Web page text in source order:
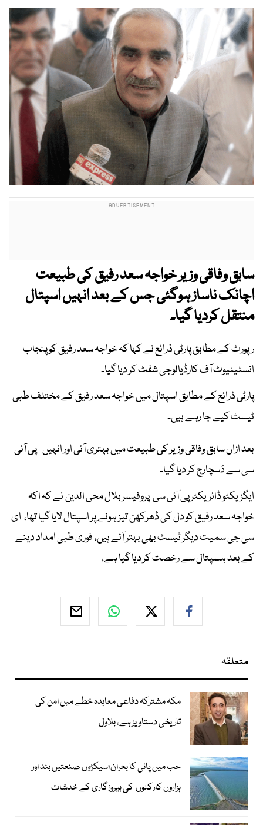
سابق وفاقی وزیر خواجہ سعد رفیق کی طبیعت
اچانک ناساز ہوگئی جس کے بعد انہیں اسپتال
منتقل کردیا گیا۔
رپورٹ کے مطابق پارٹی ذرائع نے کہا کہ خواجہ سعد رفیق کو پنجاب
انسٹیٹیوٹ آف کارڈیالوجی شفٹ کر دیا گیا۔
پارٹی ذرائع کے مطابق اسپتال میں خواجہ سعد رفیق کے مختلف طبی
ٹیسٹ کیے جا رہے ہیں۔
بعد ازاں سابق وفاقی وزیر کی طبیعت میں بہتری آئی اور انہیں پی آئی
سی سے ڈسچارج کر دیا گیا۔
ایگزیکٹو ڈائریکٹر پی آئی سی پروفیسر بلال محی الدین نے کہ اکہ
خواجہ سعد رفیق کو دل کی ڈھرکھن تیز ہونے پر اسپتال لایا گیا تھا، ای
سی جی سمیت دیگر ٹیسٹ بھی بہتر آئے ہیں، فوری طبی امداد دینے
کے بعد ہسپتال سے رخصت کر دیا گیا ہے،
متعلقہ
مکہ مشترکہ دفاعی معاہدہ خطے میں امن کی
تاریخی دستاویز ہے، بلاول
حب میں پانی کا بحران؛سیکڑوں صنعتیں بند اور
ہزاروں کارکنوں کی بیروزگاری کے خدشات